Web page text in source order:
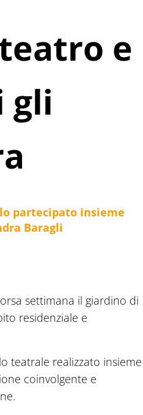
e
gli
partecipato insieme
Baragli
settimana il giardino di
residenziale e
teatrale realizzato insieme
coinvolgente e